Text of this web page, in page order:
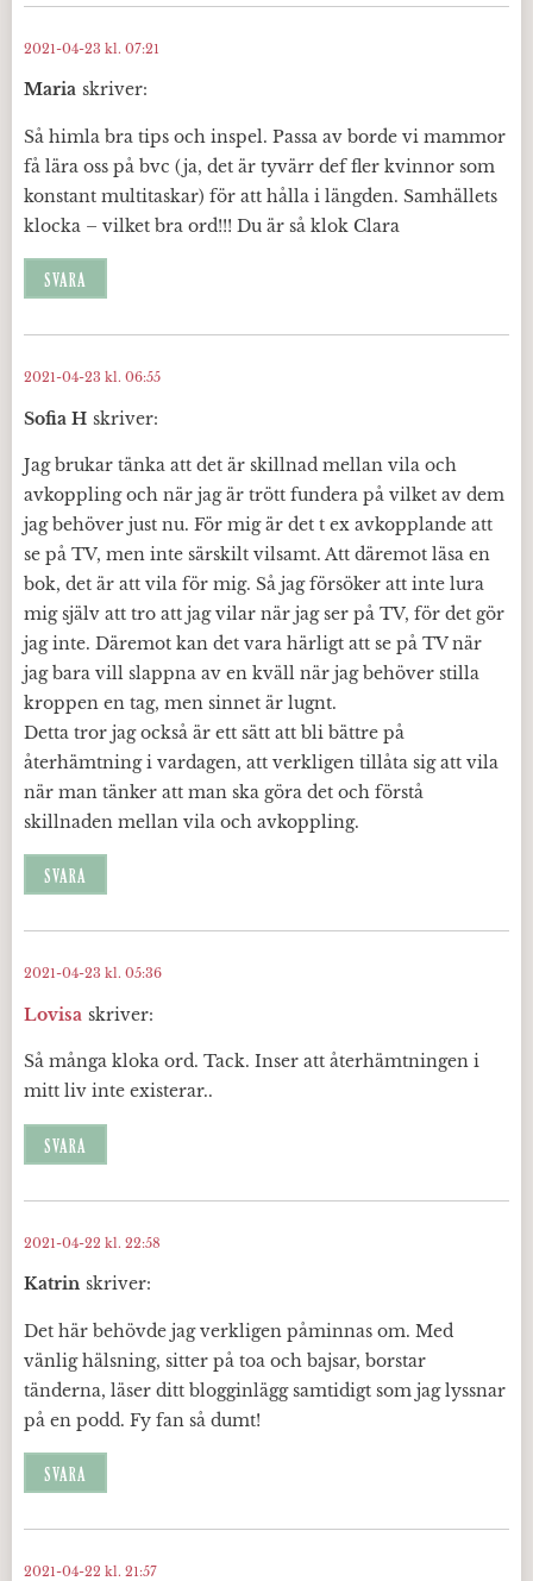
Maria skriver:
2021-04-23 kl. 07:21
Så himla bra tips och inspel. Passa av borde vi mammor
få lära oss på bvc (ja, det är tyvärr def fler kvinnor som
konstant multitaskar) för att hålla i längden. Samhällets
klocka – vilket bra ord!!! Du är så klok Clara
SVARA
Sofia H skriver:
2021-04-23 kl. 06:55
Jag brukar tänka att det är skillnad mellan vila och
avkoppling och när jag är trött fundera på vilket av dem
jag behöver just nu. För mig är det t ex avkopplande att
se på TV, men inte särskilt vilsamt. Att däremot läsa en
bok, det är att vila för mig. Så jag försöker att inte lura
mig själv att tro att jag vilar när jag ser på TV, för det gör
jag inte. Däremot kan det vara härligt att se på TV när
jag bara vill slappna av en kväll när jag behöver stilla
kroppen en tag, men sinnet är lugnt.
Detta tror jag också är ett sätt att bli bättre på
återhämtning i vardagen, att verkligen tillåta sig att vila
när man tänker att man ska göra det och förstå
skillnaden mellan vila och avkoppling.
SVARA
Lovisa skriver:
2021-04-23 kl. 05:36
Så många kloka ord. Tack. Inser att återhämtningen i
mitt liv inte existerar..
SVARA
Katrin skriver:
2021-04-22 kl. 22:58
Det här behövde jag verkligen påminnas om. Med
vänlig hälsning, sitter på toa och bajsar, borstar
tänderna, läser ditt blogginlägg samtidigt som jag lyssnar
på en podd. Fy fan så dumt!
SVARA
2021-04-22 kl. 21:57